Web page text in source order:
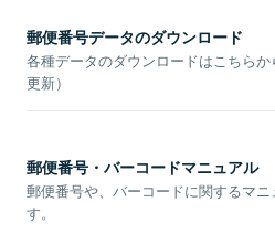
郵便番号データのダウンロード
各種データのダウンロードはこちらか
更新）
郵便番号・バーコードマニュアル
郵便番号や、バーコードに関するマ
す。